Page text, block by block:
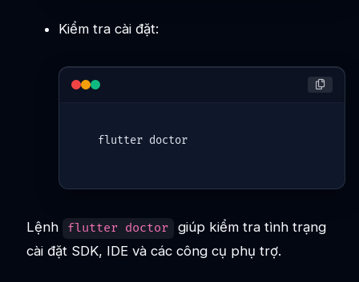
Kiểm tra cài đặt:
flutter
Lệnh flutter doctor
giúp kiểm tra tình trạng
cài đặt SDK, IDE và các công cụ phụ trợ.